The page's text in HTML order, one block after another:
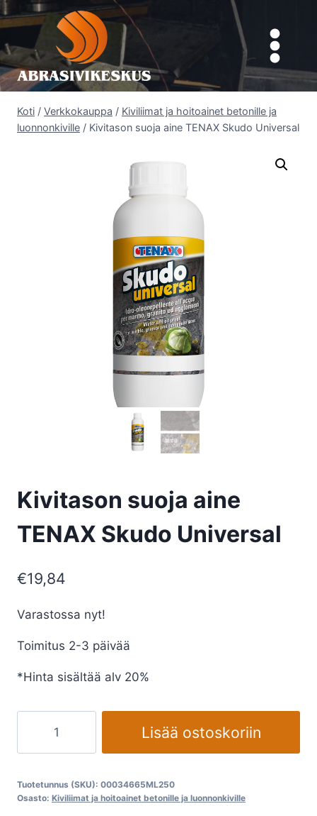
Siirry
sisältöön
Koti / Verkkokauppa / Kiviliimat ja hoitoainet betonille ja
luonnonkiville / Kivitason suoja aine TENAX Skudo Universal
Kivitason suoja aine
TENAX Skudo Universal
€19,84
Varastossa nyt!
Toimitus 2-3 päivää
*Hinta sisältää alv 20%
aine
Skudo
Lisää ostoskoriin
Tuotetunnus (SKU): 00034665ML250
Osasto: Kiviliimat ja hoitoainet betonille ja luonnonkiville